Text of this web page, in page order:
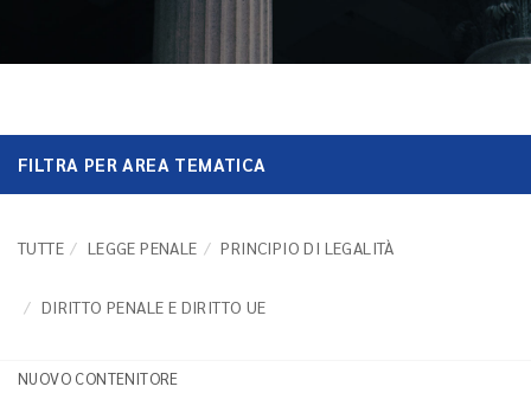
FILTRA PER AREA TEMATICA
TUTTE LEGGE PENALE PRINCIPIO DI LEGALITÀ
DIRITTO PENALE E DIRITTO UE
NUOVO CONTENITORE